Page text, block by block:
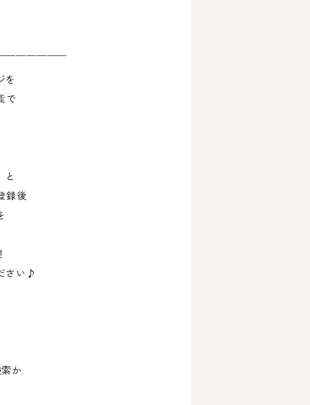
￣￣￣￣￣￣
を
で
と
録後
さい♪
か